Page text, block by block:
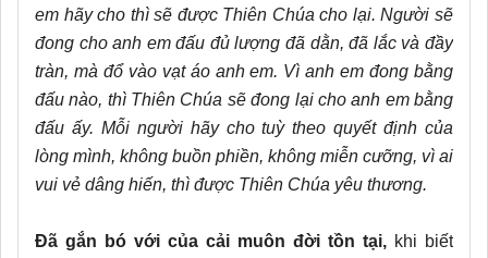
em hãy cho thì sẽ được Thiên Chúa cho lại. Người sẽ
đong cho anh em đấu đủ lượng đã dằn, đã lắc và đầy
tràn, mà đổ vào vạt áo anh em. Vì anh em đong bằng
đấu nào, thì Thiên Chúa sẽ đong lại cho anh em bằng
đấu ấy. Mỗi người hãy cho tuỳ theo quyết định của
lòng mình, không buồn phiền, không miễn cưỡng, vì ai
vui vẻ dâng hiến, thì được Thiên Chúa yêu thương.
Đã gắn bó với của cải muôn đời tồn tại, khi biết